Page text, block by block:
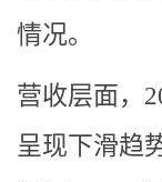
情况。
营收层面，
呈现下滑趋